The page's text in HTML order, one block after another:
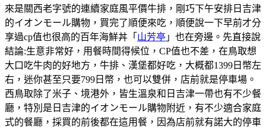
來是關西老字號的連續家庭風平價牛排，剛巧下午安排日吉津
的イオンモール購物，買完了順便來吃，順便說一下早前才分
享過cp值也很高的百年海鮮丼「 山芳亭 」也在旁邊。先直接說
結論:生意非常好，用餐時間得候位，CP值也不差，在鳥取想
大口吃牛肉的好地方，牛排、漢堡都好吃，大概都1399日幣左
右，迷你甚至只要799日幣，也可以雙併，店前就是停車場。
西鳥取除了米子、境港外，皆生溫泉和日吉津一帶也有不少餐
廳，特別是日吉津的イオンモール購物附近，有不少適合家庭
式的餐廳，採買的前後都在這用餐，因為店前就有諾大的停車